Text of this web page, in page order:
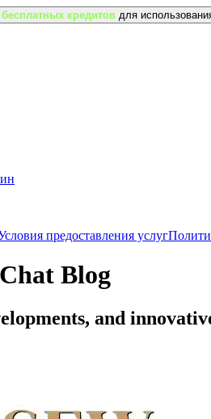
бесплатных кредитов для
предоставления услуг
Blog
and